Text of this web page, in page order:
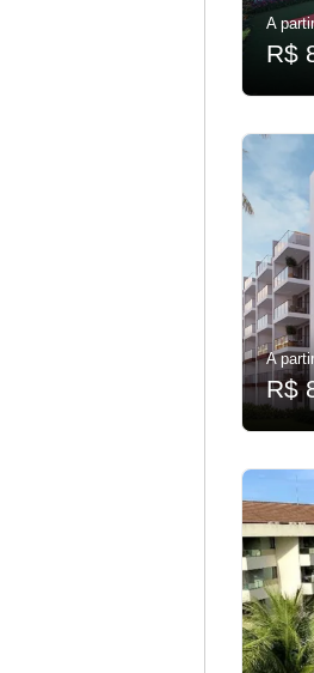
A
R$
A
R$